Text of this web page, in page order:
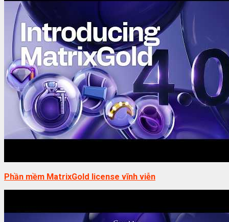
Phần mềm MatrixGold license vĩnh viễn